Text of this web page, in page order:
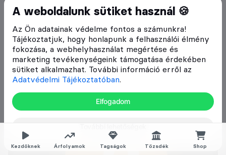
Kezdőknek Árfolyamok Tagságok Tőzsdék Shop
A weboldalunk sütiket használ 🍪
Az Ön adatainak védelme fontos a számunkra!
Tájékoztatjuk, hogy honlapunk a felhasználói élmény
fokozása, a webhelyhasználat megértése és
marketing tevékenységeink támogatása érdekében
sütiket alkalmazhat. További információ erről az
Adatvédelmi Tájékoztatóban.
Elfogadom
34990 Ft 19990 Ft